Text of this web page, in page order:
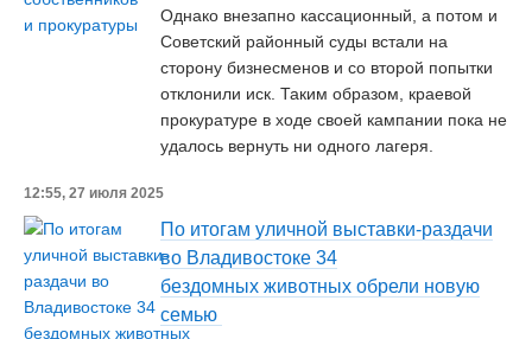
Однако внезапно кассационный, а потом и
Советский районный суды встали на
сторону бизнесменов и со второй попытки
отклонили иск. Таким образом, краевой
прокуратуре в ходе своей кампании пока не
удалось вернуть ни одного лагеря.
12:55, 27 июля 2025
По итогам уличной выставки-раздачи
во Владивостоке 34
бездомных животных обрели новую
семью